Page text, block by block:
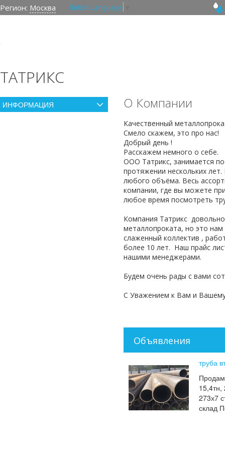
Регион: Москва Select Language
ТАТРИКС
ИНФОРМАЦИЯ О Компании
Качественный
Смело скажем, это про нас!
Добрый день !
Расскажем немного о себе.
ООО Татрикс, занимается
протяжении нескольких
любого объёма. Весь
компании, где вы можете
любое время посмотреть
Компания Татрикс
металлопроката, но это
слаженный коллектив ,
более 10 лет. Наш прайс
нашими менеджерами.
Будем очень рады с вами
С Уважением к Вам и
Объявления
труба
15,4тн,
273х7
склад